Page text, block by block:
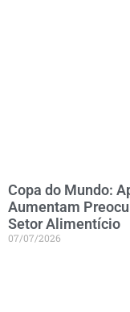
Copa do Mundo:
Aumentam
Setor Alimentício
07/07/2026